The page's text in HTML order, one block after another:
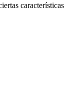
características